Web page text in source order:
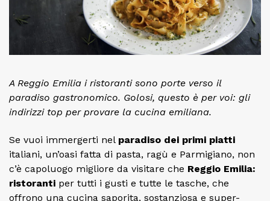
A Reggio Emilia i ristoranti sono porte verso il
paradiso gastronomico. Golosi, questo è per voi: gli
indirizzi top per provare la cucina emiliana.
Se vuoi immergerti nel paradiso dei primi piatti
italiani, un’oasi fatta di pasta, ragù e Parmigiano, non
c’è capoluogo migliore da visitare che Reggio Emilia:
ristoranti per tutti i gusti e tutte le tasche, che
offrono una cucina saporita, sostanziosa e super-